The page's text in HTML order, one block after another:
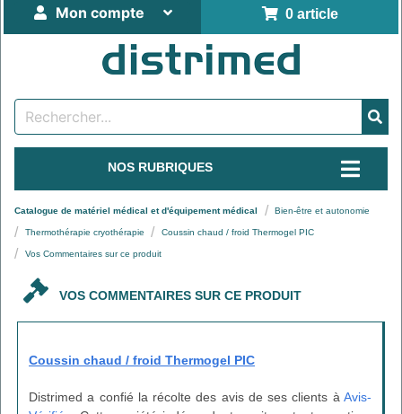
0 article
Mon compte
NOS RUBRIQUES
Catalogue de matériel médical et d'équipement médical Bien-être et autonomie
Thermothérapie cryothérapie Coussin chaud / froid Thermogel PIC
Vos Commentaires sur ce produit
VOS COMMENTAIRES SUR CE PRODUIT
Coussin chaud / froid Thermogel PIC
Distrimed a confié la récolte des avis de ses clients à Avis-